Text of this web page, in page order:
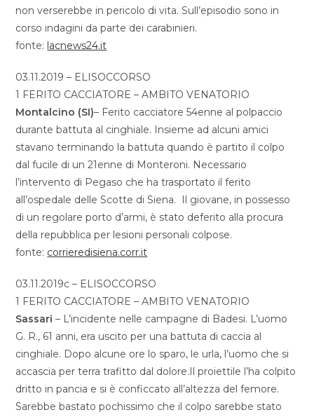
non verserebbe in pericolo di vita. Sull’episodio sono in
corso indagini da parte dei carabinieri.
fonte: lacnews24.it
03.11.2019 – ELISOCCORSO
1 FERITO CACCIATORE – AMBITO VENATORIO
Montalcino (SI)– Ferito cacciatore 54enne al polpaccio
durante battuta al cinghiale. Insieme ad alcuni amici
stavano terminando la battuta quando è partito il colpo
dal fucile di un 21enne di Monteroni. Necessario
l’intervento di Pegaso che ha trasportato il ferito
all’ospedale delle Scotte di Siena. Il giovane, in possesso
di un regolare porto d’armi, è stato deferito alla procura
della repubblica per lesioni personali colpose.
fonte: corrieredisiena.corr.it
03.11.2019c – ELISOCCORSO
1 FERITO CACCIATORE – AMBITO VENATORIO
Sassari– L’incidente nelle campagne di Badesi. L’uomo
G. R., 61 anni, era uscito per una battuta di caccia al
cinghiale. Dopo alcune ore lo sparo, le urla, l’uomo che si
accascia per terra trafitto dal dolore.Il proiettile l’ha colpito
dritto in pancia e si è conficcato all’altezza del femore.
Sarebbe bastato pochissimo che il colpo sarebbe stato